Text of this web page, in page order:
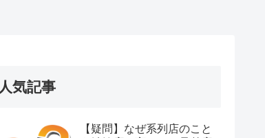
人気記事
【疑問】なぜ系列店のこと